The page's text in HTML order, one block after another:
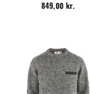
849,00 kr.